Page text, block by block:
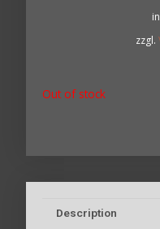
zzgl.
Out of stock
Description